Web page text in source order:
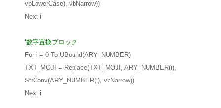
vbLowerCase), vbNarrow))
Next i
‘数字置換ブロック
For i = 0 To UBound(ARY_NUMBER)
TXT_MOJI = Replace(TXT_MOJI, ARY_NUMBER(i),
StrConv(ARY_NUMBER(i), vbNarrow))
Next i